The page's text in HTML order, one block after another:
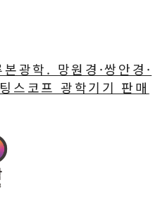
광학. 망원경·쌍안경·
스코프 광학기기 판매